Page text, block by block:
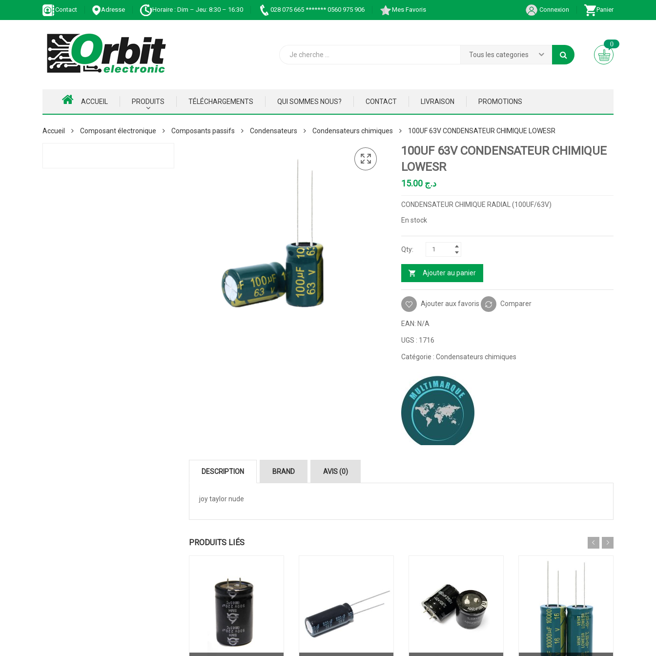
Contact Adresse Horaire : Dim – Jeu: 8:30 – 16:30 028 075 665 ******* 0560 975 906 Mes Favoris Connexion Panier
Tous les categories
0
ACCUEIL PRODUITS TÉLÉCHARGEMENTS QUI SOMMES NOUS? CONTACT LIVRAISON PROMOTIONS
Accueil Composant électronique Composants passifs Condensateurs Condensateurs chimiques 100UF 63V CONDENSATEUR CHIMIQUE LOWESR
100UF 63V CONDENSATEUR CHIMIQUE
LOWESR
د.ج
CONDENSATEUR CHIMIQUE RADIAL (100UF/63V)
En stock
Ajouter au panier
Ajouter aux favoris Comparer
EAN: N/A
UGS : 1716
Catégorie : Condensateurs chimiques
DESCRIPTION BRAND AVIS (0)
joy taylor nude
PRODUITS LIÉS